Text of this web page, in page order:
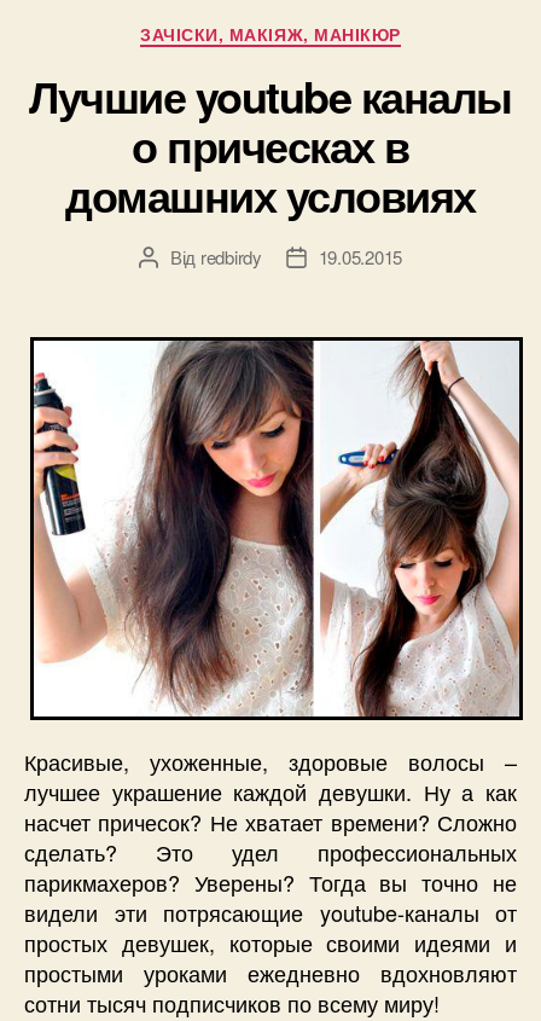
Категорії
ЗАЧІСКИ, МАКІЯЖ, МАНІКЮР
Лучшие youtube каналы
о прическах в
домашних условиях
Автор
Від redbirdy
Дата19.05.2015
Красивые, ухоженные, здоровые волосы –
лучшее украшение каждой девушки. Ну а как
насчет причесок? Не хватает времени? Сложно
сделать? Это удел профессиональных
парикмахеров? Уверены? Тогда вы точно не
видели эти потрясающие youtube-каналы от
простых девушек, которые своими идеями и
простыми уроками ежедневно вдохновляют
сотни тысяч подписчиков по всему миру!